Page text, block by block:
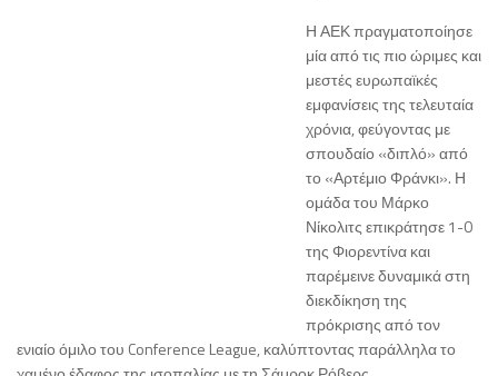
Η ΑΕΚ πραγματοποίησε
μία από τις πιο ώριμες και
μεστές ευρωπαϊκές
εμφανίσεις της τελευταία
χρόνια, φεύγοντας με
σπουδαίο «διπλό» από
το «Αρτέμιο Φράνκι». Η
ομάδα του Μάρκο
Νίκολιτς επικράτησε 1-0
της Φιορεντίνα και
παρέμεινε δυναμικά στη
διεκδίκηση της
πρόκρισης από τον
ενιαίο όμιλο του Conference League, καλύπτοντας παράλληλα το